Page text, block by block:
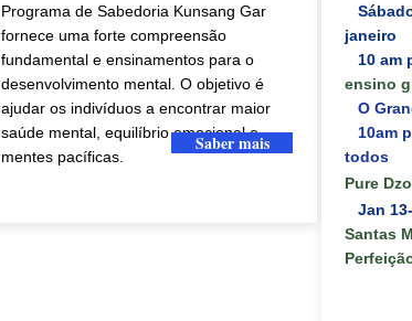
Programa de Sabedoria Kunsang Gar
fornece uma forte compreensão
fundamental e ensinamentos para o
desenvolvimento mental. O objetivo é
ajudar os indivíduos a encontrar maior
saúde mental, equilíbrio emocional e
mentes pacíficas.
Saber mais
janeiro
10 am
ensino
O
10am
todos
Pure
Jan
Santas